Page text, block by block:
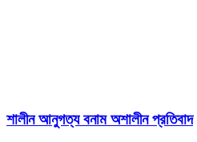
শালীন আনুগত্য বনাম অশালীন প্রতিবাদ